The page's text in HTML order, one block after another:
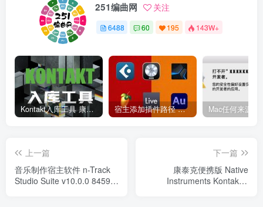
251编曲网 关注
6488 60 195 143W+
Kontakt入库工具 康泰克入库教程 宿主添加插件路径 插件路径设置 VSTPlugins路径
上一篇
音乐制作宿主软件 n-Track
Studio Suite v10.0.0 8459
下一篇
康泰克便携版 Native
Instruments Kontakt 7